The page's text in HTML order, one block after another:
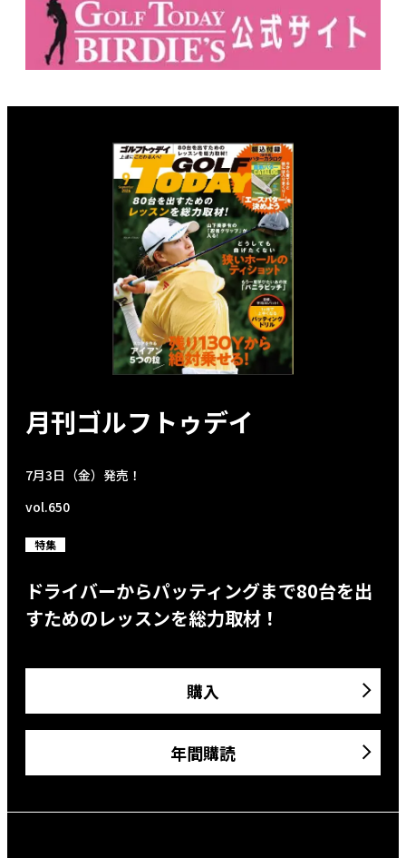
月刊ゴルフトゥデイ
7月3日（金）発売！
vol.650
特集
ドライバーからパッティングまで80台を出
すためのレッスンを総力取材！
購入
年間購読